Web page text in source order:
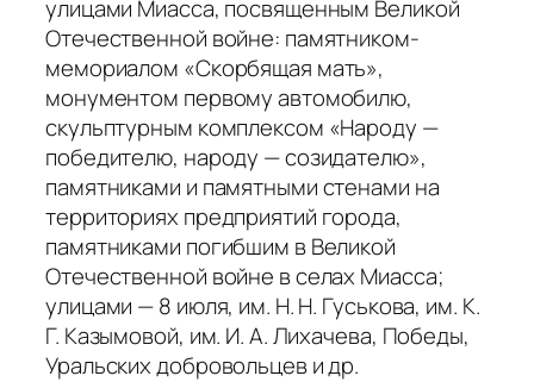
улицами Миасса, посвященным Великой
Отечественной войне: памятником-
мемориалом «Скорбящая мать»,
монументом первому автомобилю,
скульптурным комплексом «Народу —
победителю, народу — созидателю»,
памятниками и памятными стенами на
территориях предприятий города,
памятниками погибшим в Великой
Отечественной войне в селах Миасса;
улицами — 8 июля, им. Н. Н. Гуськова, им. К.
Г. Казымовой, им. И. А. Лихачева, Победы,
Уральских добровольцев и др.